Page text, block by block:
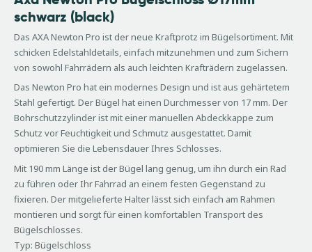
schwarz (black)
Das AXA Newton Pro ist der neue Kraftprotz im Bügelsortiment. Mit
schicken Edelstahldetails, einfach mitzunehmen und zum Sichern
von sowohl Fahrrädern als auch leichten Krafträdern zugelassen.
Das Newton Pro hat ein modernes Design und ist aus gehärtetem
Stahl gefertigt. Der Bügel hat einen Durchmesser von 17 mm. Der
Bohrschutzzylinder ist mit einer manuellen Abdeckkappe zum
Schutz vor Feuchtigkeit und Schmutz ausgestattet. Damit
optimieren Sie die Lebensdauer Ihres Schlosses.
Mit 190 mm Länge ist der Bügel lang genug, um ihn durch ein Rad
zu führen oder Ihr Fahrrad an einem festen Gegenstand zu
fixieren. Der mitgelieferte Halter lässt sich einfach am Rahmen
montieren und sorgt für einen komfortablen Transport des
Bügelschlosses.
Typ: Bügelschloss